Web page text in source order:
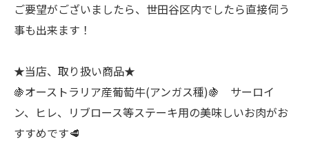
ご要望がございましたら、世田谷区内でしたら直接伺う
事も出来ます！
★当店、取り扱い商品★
🍇オーストラリア産葡萄牛(アンガス種)🍇 サーロイ
ン、ヒレ、リブロース等ステーキ用の美味しいお肉がお
すすめです🥩